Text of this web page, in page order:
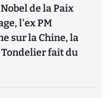
de la Paix
l'ex PM
sur la Chine, la
Tondelier fait du